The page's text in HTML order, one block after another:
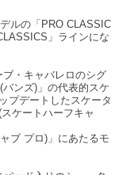
ルの「PRO CLASSIC
」ラインにな
・キャバレロのシグ
ンズ)」の代表的スケ
プデートしたスケータ
ケートハーフキャ
ブ プロ)」にあたるモ